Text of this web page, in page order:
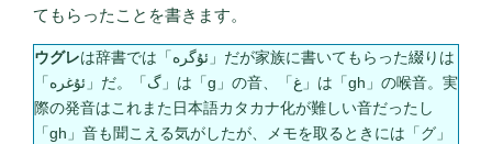
てもらったことを書きます。
ウグレは辞書では「ئۇگرە」だが家族に書いてもらった綴りは
「ئۇغرە」だ。「گ」は「g」の音、「غ」は「gh」の喉音。実
際の発音はこれまた日本語カタカナ化が難しい音だったし
「gh」音も聞こえる気がしたが、メモを取るときには「グ」